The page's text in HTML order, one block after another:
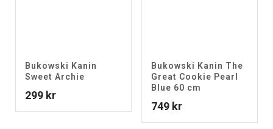
Bukowski Kanin
Sweet Archie
299 kr
Bukowski Kanin The
Great Cookie Pearl
Blue 60 cm
749 kr